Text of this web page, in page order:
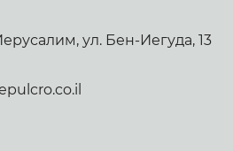
ул. Бен-Иегуда, 13